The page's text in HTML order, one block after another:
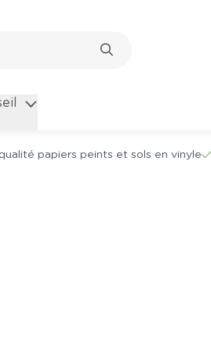
papiers peints et sols en vinyle